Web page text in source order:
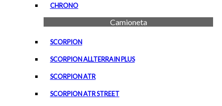
CHRONO
Camioneta
SCORPION
SCORPION ALLTERRAIN PLUS
SCORPION ATR
SCORPION ATR STREET